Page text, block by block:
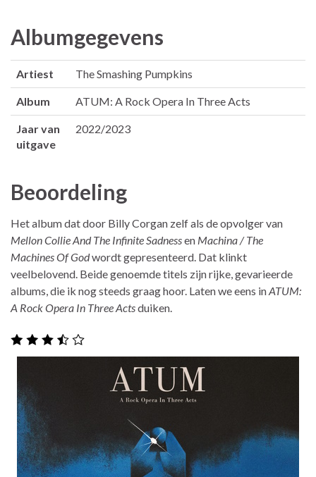
Albumgegevens
Artiest The Smashing Pumpkins
Album ATUM: A Rock Opera In Three Acts
Jaar van
uitgave
2022/2023
Beoordeling
Het album dat door Billy Corgan zelf als de opvolger van
Mellon Collie And The Infinite Sadnessen Machina / The
Machines Of Godwordt gepresenteerd. Dat klinkt
veelbelovend. Beide genoemde titels zijn rijke, gevarieerde
albums, die ik nog steeds graag hoor. Laten we eens inATUM:
A Rock Opera In Three Actsduiken.